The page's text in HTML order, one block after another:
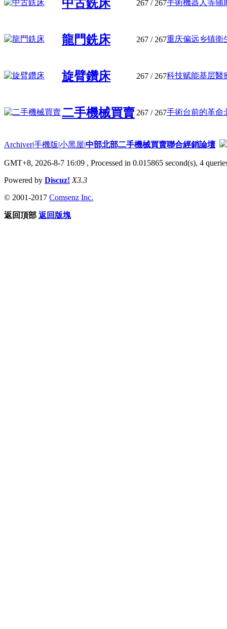
中古銑床 267 / 267手術機器人等辅
龍門銑床 267 / 267重庆偏远乡镇衛
旋臂鑽床 267 / 267科技赋能基层醫
二手機械買賣 267 / 267手術台前的革命
Archiver|手機版|小黑屋|中部北部二手機械買賣聯合經銷論壇
GMT+8, 2026-8-7 16:09 , Processed in 0.015865 second(s), 4
Powered by Discuz! X3.3
© 2001-2017 Comsenz Inc.
返回頂部 返回版塊